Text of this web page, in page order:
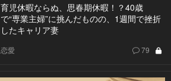
育児休暇ならぬ、思春期休暇！？40歳
で“専業主婦”に挑んだものの、1週間で挫折
したキャリア妻
恋愛 79